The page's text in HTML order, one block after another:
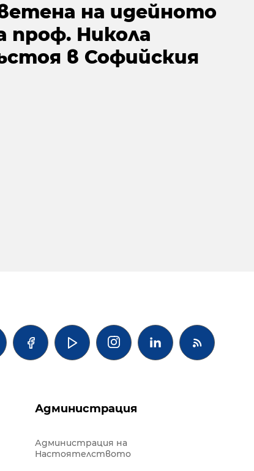
на идейното
проф. Никола
в Софийския
  
Администрация
Администрация на
Настоятелството